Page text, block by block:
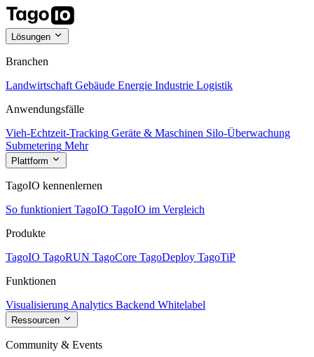
Lösungen
Branchen
Landwirtschaft Gebäude Energie Industrie Logistik
Anwendungsfälle
Vieh-Echtzeit-Tracking Geräte & Maschinen Silo-Überwachung
Submetering Mehr
Plattform
TagoIO kennenlernen
So funktioniert TagoIO TagoIO im Vergleich
Produkte
TagoIO TagoRUN TagoCore TagoDeploy TagoTiP
Funktionen
Visualisierung Analytics Backend Whitelabel
Ressourcen
Community & Events